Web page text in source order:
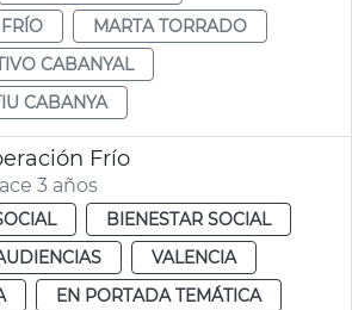
MARTA TORRADO
CABANYAL
CABANYA
Frío
3 años
BIENESTAR SOCIAL
VALENCIA
EN PORTADA TEMÁTICA